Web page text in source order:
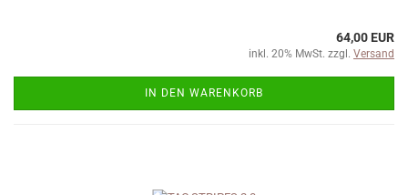
64,00 EUR
inkl. 20% MwSt. zzgl. Versand
IN DEN WARENKORB